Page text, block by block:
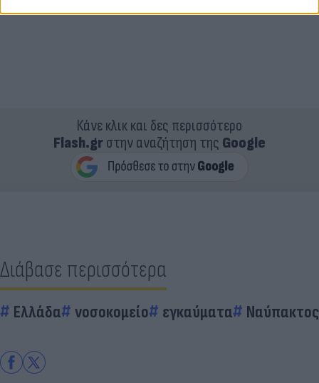
Κάνε κλικ και δες περισσότερο
Flash.grστην αναζήτηση της Google
Διάβασε περισσότερα
Ελλάδα νοσοκομείο εγκαύματα Ναύπακτος